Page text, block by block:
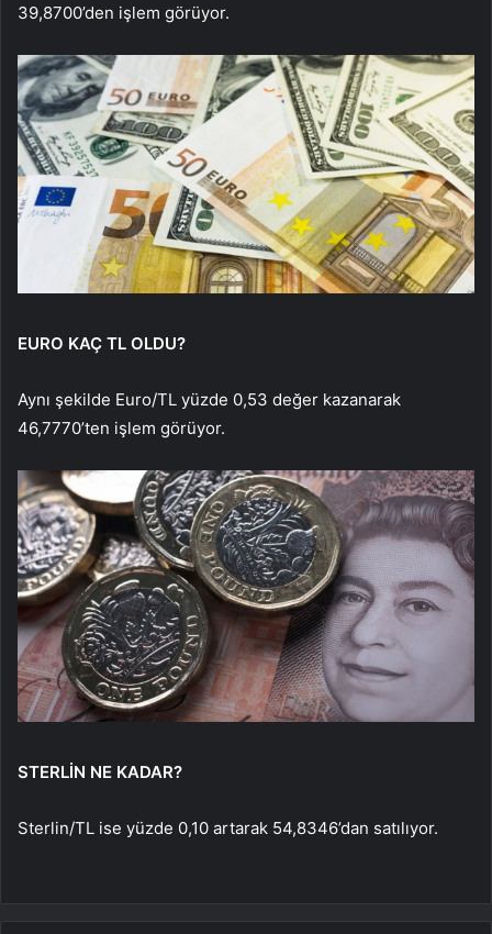
39,8700’den işlem görüyor.
EURO KAÇ TL OLDU?
Aynı şekilde Euro/TL yüzde 0,53 değer kazanarak
46,7770’ten işlem görüyor.
STERLİN NE KADAR?
Sterlin/TL ise yüzde 0,10 artarak 54,8346’dan satılıyor.